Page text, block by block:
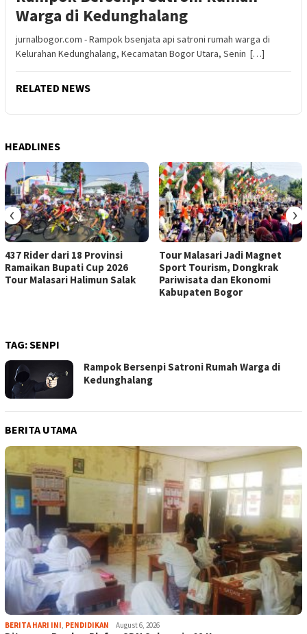
Warga di Kedunghalang
jurnalbogor.com - Rampok bsenjata api satroni rumah warga di
Kelurahan Kedunghalang, Kecamatan Bogor Utara, Senin […]
RELATED NEWS
HEADLINES
437 Rider dari 18 Provinsi
Ramaikan Bupati Cup 2026
Tour Malasari Halimun Salak
Tour Malasari Jadi Magnet
Sport Tourism, Dongkrak
Pariwisata dan Ekonomi
Kabupaten Bogor
‹ ›
TAG:SENPI
Rampok Bersenpi Satroni Rumah Warga di
Kedunghalang
BERITA UTAMA
BERITA HARI INI, PENDIDIKAN August 6, 2026